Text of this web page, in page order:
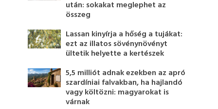
után: sokakat meglephet az
összeg
Lassan kinyírja a hőség a tujákat:
ezt az illatos sövénynövényt
ültetik helyette a kertészek
5,5 milliót adnak ezekben az apró
szardíniai falvakban, ha hajlandó
vagy költözni: magyarokat is
várnak